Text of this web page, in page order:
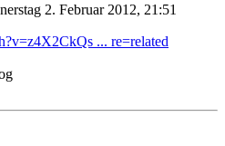
2. Februar 2012, 21:51
... re=related